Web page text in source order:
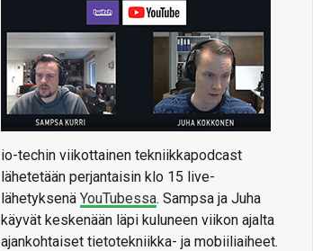
io-techin viikottainen tekniikkapodcast
lähetetään perjantaisin klo 15 live-
lähetyksenä YouTubessa. Sampsa ja Juha
käyvät keskenään läpi kuluneen viikon ajalta
ajankohtaiset tietotekniikka- ja mobiiliaiheet.